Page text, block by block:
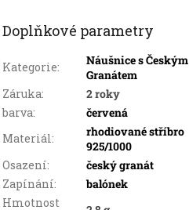
Doplňkové parametry
Kategorie:
Náušnice s Českým
Granátem
Záruka:
2 roky
barva:
červená
Materiál:
rhodiované stříbro
925/1000
Osazení:
český granát
Zapínání:
balónek
Hmotnost